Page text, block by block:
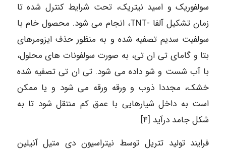
سولفوریک و اسید نیتریک، تحت شرایط کنترل شده تا
زمان تشکیل آلفا -TNT، انجام می شود. محصول خام با
سولفیت سدیم تصفیه شده و به منظور حذف ایزومرهای
بتا و گامای تی ان تی، به صورت سولفونات های محلول،
با آب شست و شو داده می شود. تی ان تی تصفیه شده
خشک، مجددا ذوب و ورقه ورقه می شود و یا ممکن
است به داخل شیارهایی با عمق کم منتقل شود تا به
شکل جامد درآید [۴]
فرایند تولید تتریل توسط نیتراسیون دی متیل آنیلین